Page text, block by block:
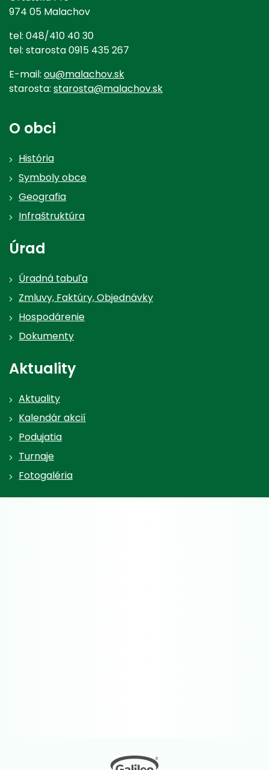
974 05 Malachov
tel: 048/410 40 30
tel: starosta 0915 435 267
E-mail: ou@malachov.sk
starosta: starosta@malachov.sk
O obci
História
Symboly obce
Geografia
Infraštruktúra
Úrad
Úradná tabuľa
Zmluvy, Faktúry, Objednávky
Hospodárenie
Dokumenty
Aktuality
Aktuality
Kalendár akcií
Podujatia
Turnaje
Fotogaléria